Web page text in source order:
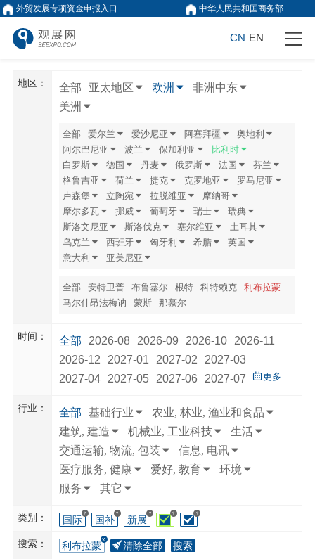
外贸发展专项资金申报入口 中华人民共和国商务部
CN EN
地区： 全部 亚太地区 欧洲
非洲中东
美洲
全部 爱尔兰 爱沙尼亚 阿塞拜疆
奥地利
阿尔巴尼亚
波兰 保加利亚
比利时
白罗斯
德国 丹麦 俄罗斯 法国
芬兰
格鲁吉亚
荷兰 捷克 克罗地亚
罗马尼亚
卢森堡
立陶宛 拉脱维亚
摩纳哥
摩尔多瓦
挪威 葡萄牙 瑞士
瑞典
斯洛文尼亚
斯洛伐克 塞尔维亚
土耳其
乌克兰
西班牙 匈牙利 希腊
英国
意大利
亚美尼亚
全部 安特卫普 布鲁塞尔 根特 科特赖克
利布拉蒙
马尔什昂法梅讷
蒙斯 那慕尔
时间： 全部 2026-08 2026-09 2026-10
2026-11
2026-12
2027-01 2027-02
2027-03
2027-04
2027-05 2027-06 2027-07 更多
行业： 全部 基础行业
农业, 林业, 渔业和食品
建筑, 建造
机械业, 工业科技
生活
交通运输, 物流, 包装
信息, 电讯
医疗服务, 健康
爱好, 教育
环境
服务
其它
类别： 国际
?
国补
?
新展
? ? ?
搜索： 利布拉蒙 清除全部 搜索